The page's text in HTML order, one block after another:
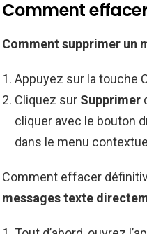
Comment
Comment supprimer un
Appuyez sur la touche
Cliquez sur Supprimer
cliquer avec le bouton
dans le menu
Comment effacer
messagestexte